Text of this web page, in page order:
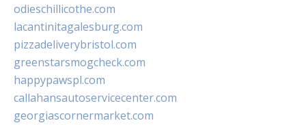
odieschillicothe.com
lacantinitagalesburg.com
pizzadeliverybristol.com
greenstarsmogcheck.com
happypawspl.com
callahansautoservicecenter.com
georgiascornermarket.com